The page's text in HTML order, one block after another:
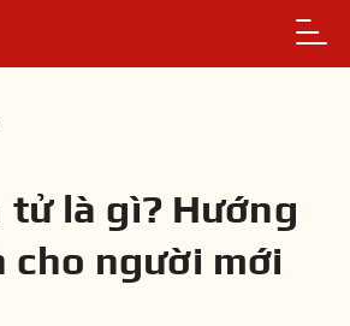
tử là gì? Hướng
cho người mới